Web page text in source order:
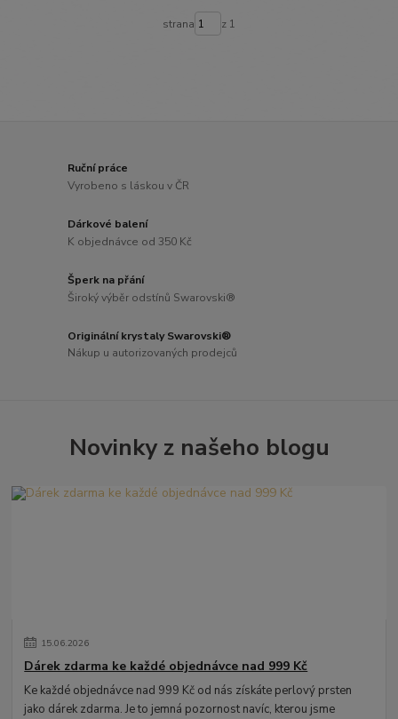
strana z 1
Ruční práce
Vyrobeno s láskou v ČR
Dárkové balení
K objednávce od 350 Kč
Šperk na přání
Široký výběr odstínů Swarovski®
Originální krystaly Swarovski®
Nákup u autorizovaných prodejců
Novinky z našeho blogu
15.06.2026
Dárek zdarma ke každé objednávce nad 999 Kč
Ke každé objednávce nad 999 Kč od nás získáte perlový prsten
jako dárek zdarma. Je to jemná pozornost navíc, kterou jsme